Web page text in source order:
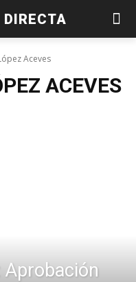
Aceves
ACEVES
Aprobación